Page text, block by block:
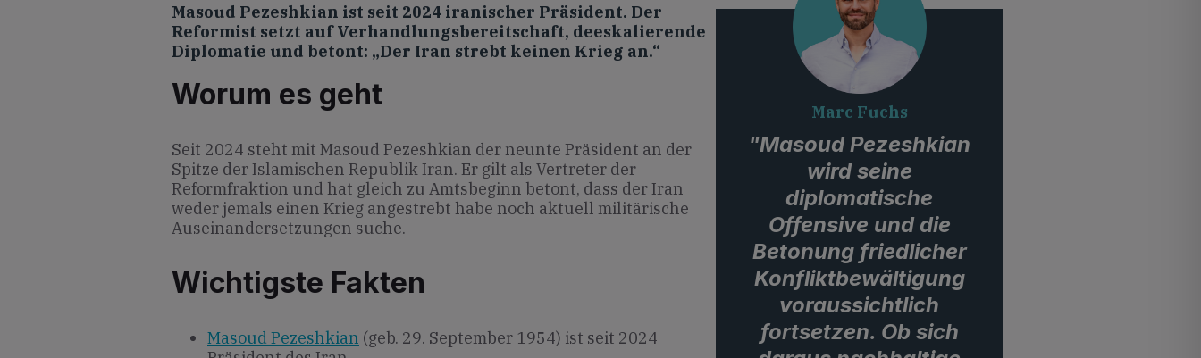
Masoud Pezeshkian ist seit 2024 iranischer Präsident. Der
Reformist setzt auf Verhandlungsbereitschaft, deeskalierende
Diplomatie und betont: „Der Iran strebt keinen Krieg an.“
Worum es geht
Seit 2024 steht mit Masoud Pezeshkian der neunte Präsident an der
Spitze der Islamischen Republik Iran. Er gilt als Vertreter der
Reformfraktion und hat gleich zu Amtsbeginn betont, dass der Iran
weder jemals einen Krieg angestrebt habe noch aktuell militärische
Auseinandersetzungen suche.
Wichtigste Fakten
Masoud Pezeshkian (geb. 29. September 1954) ist seit 2024
Marc Fuchs
"Masoud Pezeshkian
wird seine
diplomatische
Offensive und die
Betonung friedlicher
Konfliktbewältigung
voraussichtlich
fortsetzen. Ob sich